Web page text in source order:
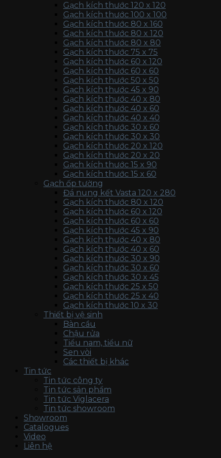
Gạch kích thước 120 x 120
Gạch kích thước 100 x 100
Gạch kích thước 80 x 160
Gạch kích thước 80 x 120
Gạch kích thước 80 x 80
Gạch kích thước 75 x 75
Gạch kích thước 60 x 120
Gạch kích thước 60 x 60
Gạch kích thước 50 x 50
Gạch kích thước 45 x 90
Gạch kích thước 40 x 80
Gạch kích thước 40 x 60
Gạch kích thước 40 x 40
Gạch kích thước 30 x 60
Gạch kích thước 30 x 30
Gạch kích thước 20 x 120
Gạch kích thước 20 x 20
Gạch kích thước 15 x 90
Gạch kích thước 15 x 60
Gạch ốp tường
Đá nung kết Vasta 120 x 280
Gạch kích thước 80 x 120
Gạch kích thước 60 x 120
Gạch kích thước 60 x 60
Gạch kích thước 45 x 90
Gạch kích thước 40 x 80
Gạch kích thước 40 x 60
Gạch kích thước 30 x 90
Gạch kích thước 30 x 60
Gạch kích thước 30 x 45
Gạch kích thước 25 x 50
Gạch kích thước 25 x 40
Gạch kích thước 10 x 30
Thiết bị vệ sinh
Bàn cầu
Chậu rửa
Tiểu nam, tiểu nữ
Sen vòi
Các thiết bị khác
Tin tức
Tin tức công ty
Tin tức sản phẩm
Tin tức Viglacera
Tin tức showroom
Showroom
Catalogues
Video
Liên hệ